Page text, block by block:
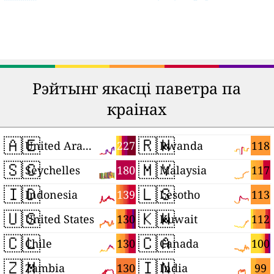
Рэйтынг якасці паветра па
краінах
🇦🇪 227
United Arab Emirates
🇸🇨 180
Seychelles
🇮🇩 139
Indonesia
🇺🇸 130
United States
🇨🇱 130
Chile
🇿🇲 130
Zambia
🇷🇼 118
Rwanda
🇲🇾 117
Malaysia
🇱🇸 113
Lesotho
🇰🇼 112
Kuwait
🇨🇦 100
Canada
🇮🇳 99
India